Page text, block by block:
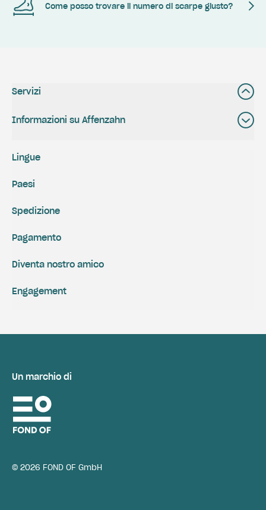
Come posso trovare il numero di scarpe giusto?
Servizi
Informazioni su Affenzahn
Spedizione
Pagamento
Engagement
Diventa nostro amico
Lingue
Paesi
Un marchio di
© 2026 FOND OF GmbH